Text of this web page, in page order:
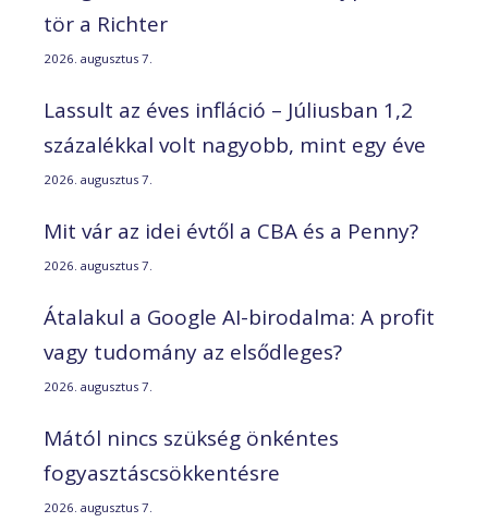
tör a Richter
2026. augusztus 7.
Lassult az éves infláció – Júliusban 1,2
százalékkal volt nagyobb, mint egy éve
2026. augusztus 7.
Mit vár az idei évtől a CBA és a Penny?
2026. augusztus 7.
Átalakul a Google AI-birodalma: A profit
vagy tudomány az elsődleges?
2026. augusztus 7.
Mától nincs szükség önkéntes
fogyasztáscsökkentésre
2026. augusztus 7.